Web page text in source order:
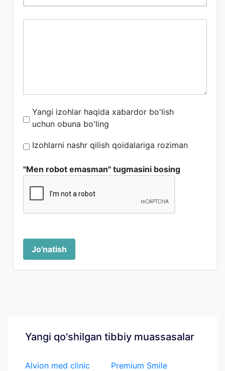
Yangi izohlar haqida xabardor bo'lish
uchun obuna bo'ling
Izohlarni nashr qilish qoidalariga roziman
"Men robot emasman" tugmasini bosing
Jo'natish
Yangi qo'shilgan tibbiy muassasalar
Alvion med clinic
Premium Smile